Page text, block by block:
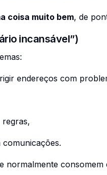
coisa muito bem, de
incansável”)
endereços com
regras,
comunicações.
normalmente